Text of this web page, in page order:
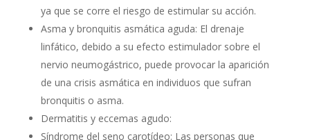
ya que se corre el riesgo de estimular su acción.
Asma y bronquitis asmática aguda: El drenaje
linfático, debido a su efecto estimulador sobre el
nervio neumogástrico, puede provocar la aparición
de una crisis asmática en individuos que sufran
bronquitis o asma.
Dermatitis y eccemas agudo:
Síndrome del seno carotídeo: Las personas que